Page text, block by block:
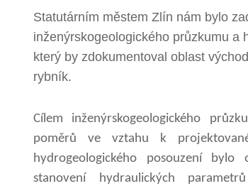
Statutárním městem Zlín nám bylo
inženýrskogeologického průzkumu a
který by zdokumentoval oblast
rybník.
Cílem inženýrskogeologického
poměrů ve vztahu k
hydrogeologického posouzení
stanovení hydraulických